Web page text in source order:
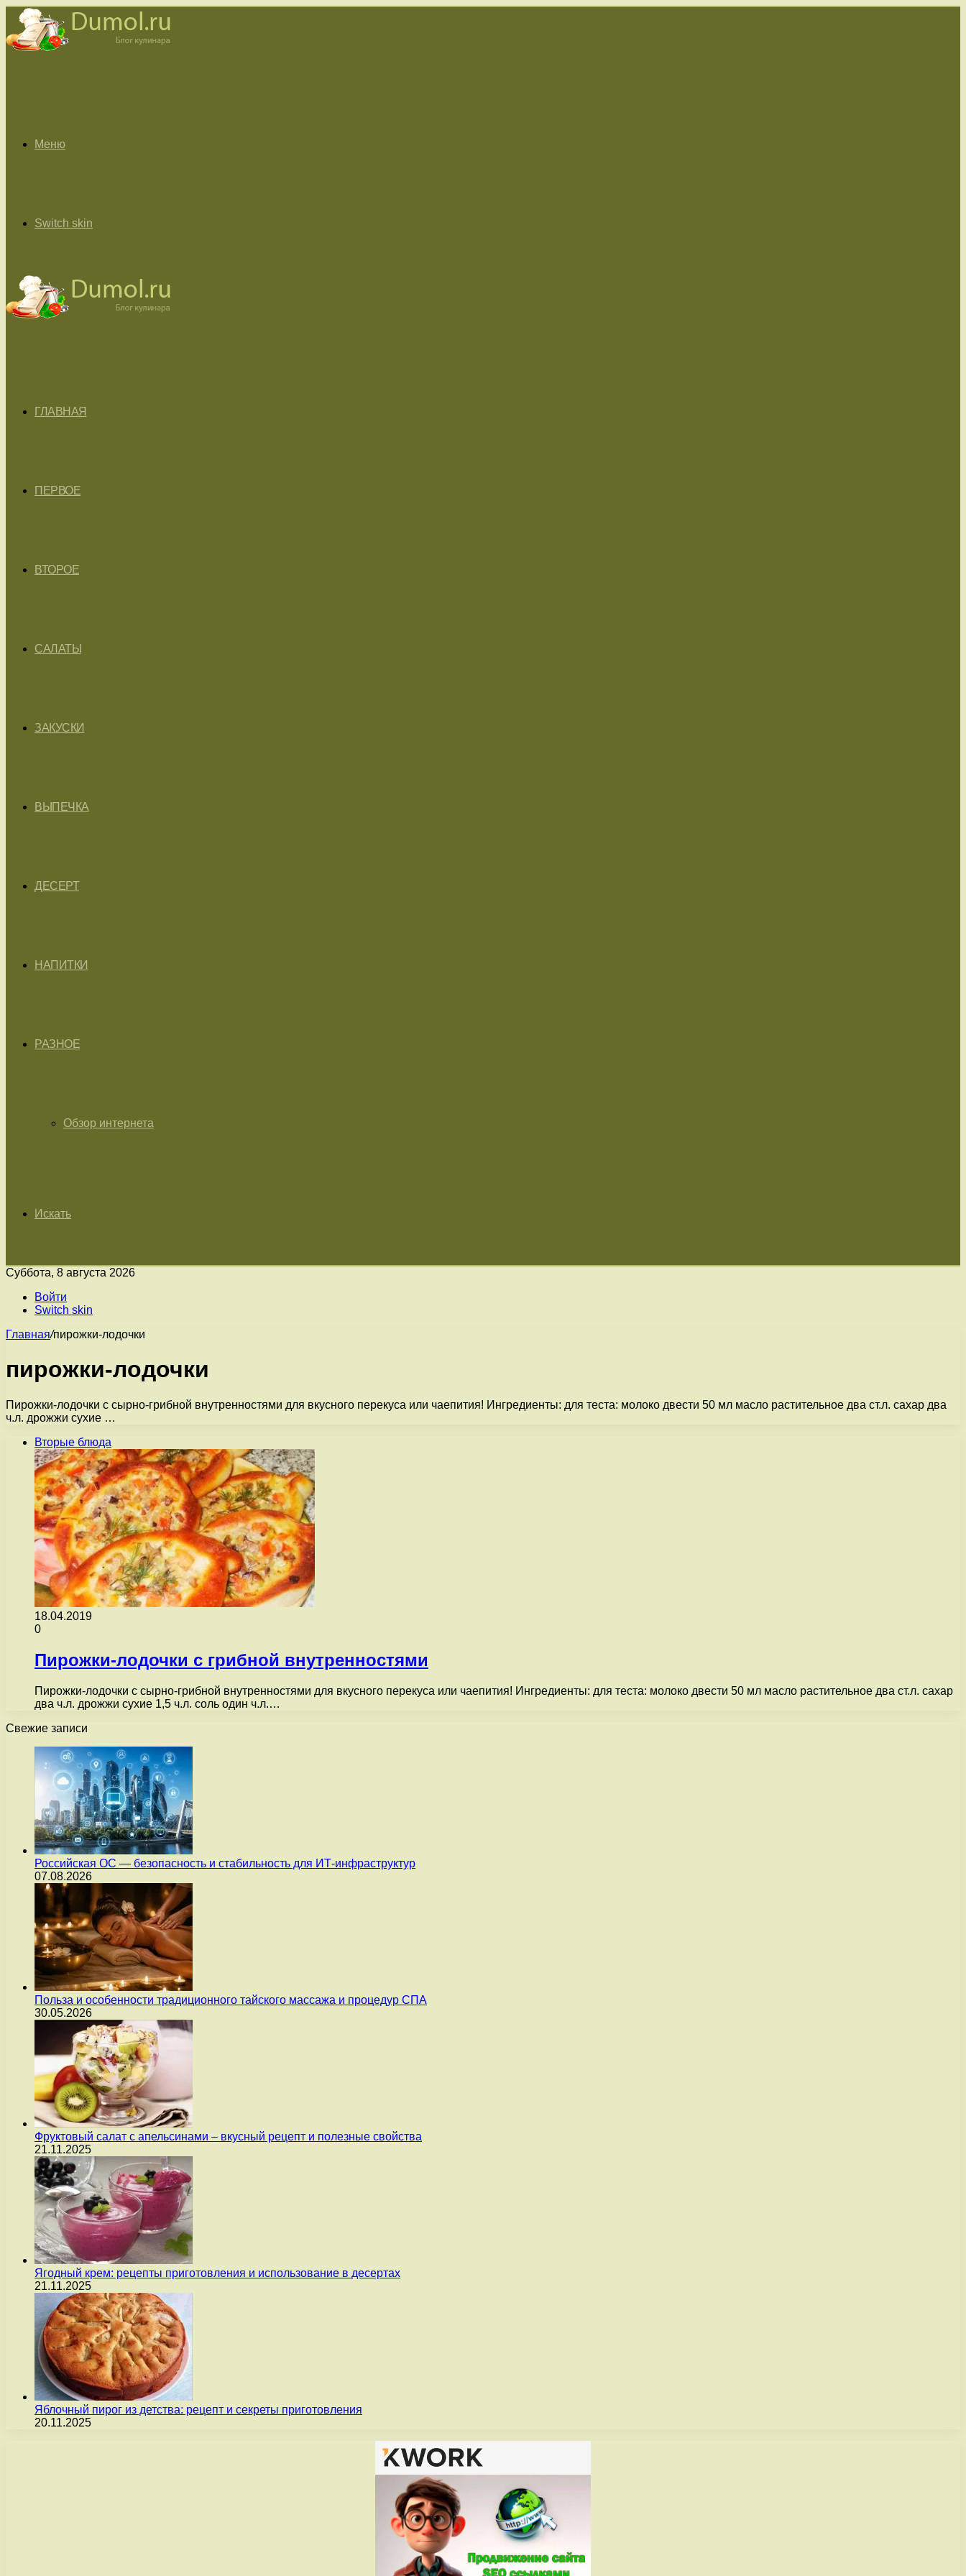
Меню
Switch skin
ГЛАВНАЯ
ПЕРВОЕ
ВТОРОЕ
САЛАТЫ
ЗАКУСКИ
ВЫПЕЧКА
ДЕСЕРТ
НАПИТКИ
РАЗНОЕ
Обзор интернета
Искать
Суббота, 8 августа 2026
Войти
Switch skin
Главная/пирожки-лодочки
пирожки-лодочки
Пирожки-лодочки с сырно-грибной внутренностями для вкусного перекуса или чаепития! Ингредиенты: для теста: молоко двести 50 мл масло растительное два ст.л. сахар два
ч.л. дрожжи сухие …
Вторые блюда
18.04.2019
0
Пирожки-лодочки с грибной внутренностями
Пирожки-лодочки с сырно-грибной внутренностями для вкусного перекуса или чаепития! Ингредиенты: для теста: молоко двести 50 мл масло растительное два ст.л. сахар
два ч.л. дрожжи сухие 1,5 ч.л. соль один ч.л.…
Свежие записи
Российская ОС — безопасность и стабильность для ИТ-инфраструктур
07.08.2026
Польза и особенности традиционного тайского массажа и процедур СПА
30.05.2026
Фруктовый салат с апельсинами – вкусный рецепт и полезные свойства
21.11.2025
Ягодный крем: рецепты приготовления и использование в десертах
21.11.2025
Яблочный пирог из детства: рецепт и секреты приготовления
20.11.2025